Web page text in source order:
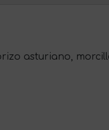
asturiano,